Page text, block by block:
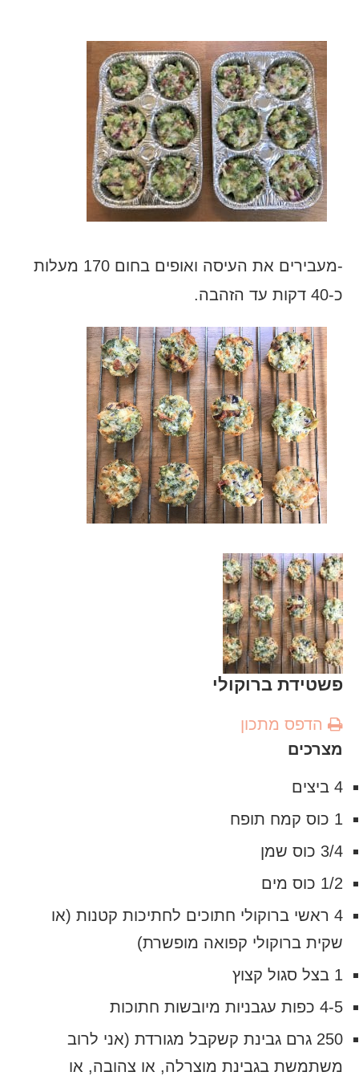
-מעבירים את העיסה ואופים בחום 170 מעלות
כ-40 דקות עד הזהבה.
פשטידת ברוקולי
הדפס מתכון
מצרכים
4 ביצים
1 כוס קמח תופח
3/4 כוס שמן
1/2 כוס מים
4 ראשי ברוקולי חתוכים לחתיכות קטנות (או
שקית ברוקולי קפואה מופשרת)
1 בצל סגול קצוץ
4-5 כפות עגבניות מיובשות חתוכות
250 גרם גבינת קשקבל מגורדת (אני לרוב
משתמשת בגבינת מוצרלה, או צהובה, או